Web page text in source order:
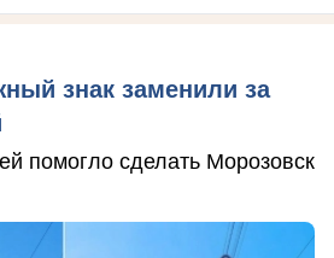
знак заменили за
помогло сделать Морозовск